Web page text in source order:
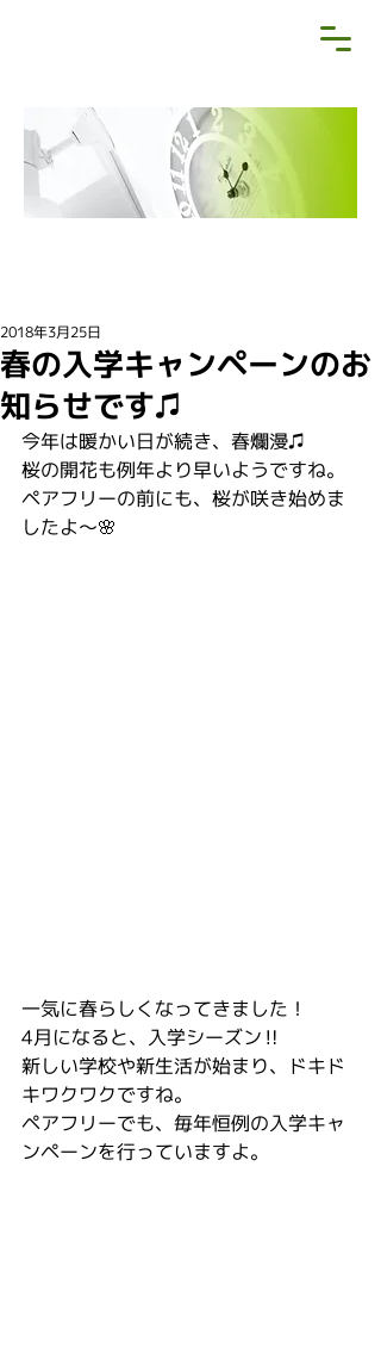
春の入学キャンペーンのお
知らせです♫
2018年3月25日
今年は暖かい日が続き、春爛漫♫
桜の開花も例年より早いようですね。
ペアフリーの前にも、桜が咲き始めま
したよ〜🌸
一気に春らしくなってきました！
4月になると、入学シーズン‼️
新しい学校や新生活が始まり、ドキド
キワクワクですね。
ペアフリーでも、毎年恒例の入学キャ
ンペーンを行っていますよ。